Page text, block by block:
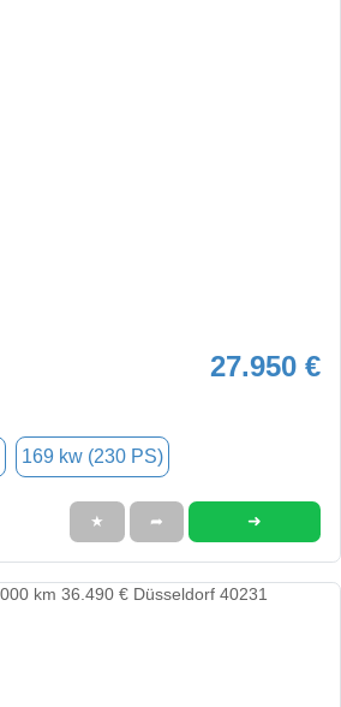
27.950 €
169 kw (230 PS)
★ ➦ ➜